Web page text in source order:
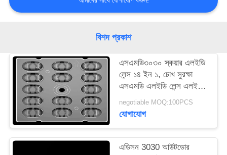
মামলা
উদ্ধৃতি
অনুরোধ
করুন
সাইটম্যাপ
বিশদ প্রকাশ
এসএমডি৩০৩০ স্কয়ার এলইডি
লেন্স ১৪ ইন ১, চোখ সুরক্ষা
এসএমডি এলইডি লেন্স এলইডি
স্ট্রিট লাইটিং এর জন্য
negotiable MOQ:100PCS
যোগাযোগ
এডিসন 3030 আউটডোর